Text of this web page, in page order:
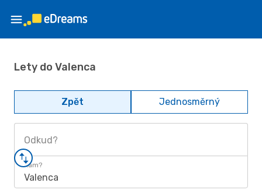
Lety do Valenca
Zpět Jednosměrný
Odkud?
Kam?
Valenca